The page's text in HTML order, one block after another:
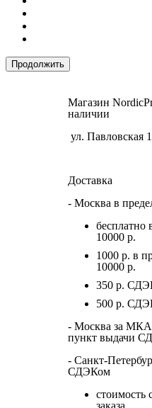
Продолжить
Магазин
наличии
ул. Павловская
Доставка
- Москва в
бесплатно
10000 р.
1000 р. в
10000 р.
350 р.
500 р.
- Москва за
пункт выдачи
- Санкт-
СДЭКом
стоимость
заказа